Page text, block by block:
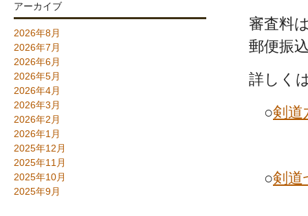
審査料
郵便振
詳しく
○剣道
○剣道
アーカイブ
2026年8月
2026年7月
2026年6月
2026年5月
2026年4月
2026年3月
2026年2月
2026年1月
2025年12月
2025年11月
2025年10月
2025年9月